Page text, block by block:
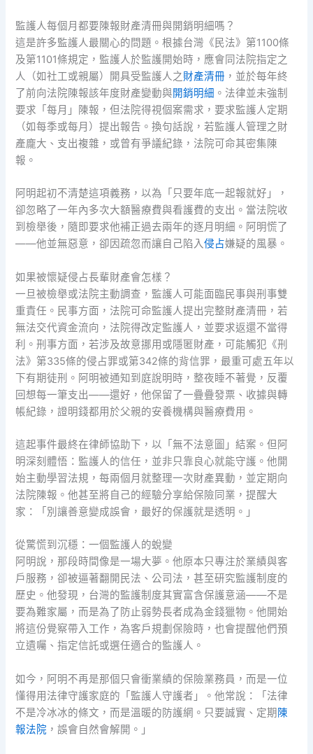
監護人每個月都要陳報財產清冊與開銷明細嗎？
這是許多監護人最關心的問題。根據台灣《民法》第1100條
及第1101條規定，監護人於監護開始時，應會同法院指定之
人（如社工或親屬）開具受監護人之財產清冊 ，並於每年終
了前向法院陳報該年度財產變動與開銷明細 。法律並未強制
要求「每月」陳報，但法院得視個案需求，要求監護人定期
（如每季或每月）提出報告。換句話說，若監護人管理之財
產龐大、支出複雜，或曾有爭議紀錄，法院可命其密集陳
報。
阿明起初不清楚這項義務，以為「只要年底一起報就好」，
卻忽略了一年內多次大額醫療費與看護費的支出。當法院收
到檢舉後，隨即要求他補正過去兩年的逐月明細。阿明慌了
——他並無惡意，卻因疏忽而讓自己陷入侵占嫌疑的風暴。
如果被懷疑侵占長輩財產會怎樣？
一旦被檢舉或法院主動調查，監護人可能面臨民事與刑事雙
重責任。民事方面，法院可命監護人提出完整財產清冊，若
無法交代資金流向，法院得改定監護人，並要求返還不當得
利。刑事方面，若涉及故意挪用或隱匿財產，可能觸犯《刑
法》第335條的侵占罪或第342條的背信罪，最重可處五年以
下有期徒刑。阿明被通知到庭說明時，整夜睡不著覺，反覆
回想每一筆支出——還好，他保留了一疊疊發票、收據與轉
帳紀錄，證明錢都用於父親的安養機構與醫療費用。
這起事件最終在律師協助下，以「無不法意圖」結案。但阿
明深刻體悟：監護人的信任，並非只靠良心就能守護。他開
始主動學習法規，每兩個月就整理一次財產異動，並定期向
法院陳報。他甚至將自己的經驗分享給保險同業，提醒大
家：「別讓善意變成誤會，最好的保護就是透明。」
從驚慌到沉穩：一個監護人的蛻變
阿明說，那段時間像是一場大夢。他原本只專注於業績與客
戶服務，卻被逼著翻開民法、公司法，甚至研究監護制度的
歷史。他發現，台灣的監護制度其實富含保護意涵——不是
要為難家屬，而是為了防止弱勢長者成為金錢獵物。他開始
將這份覺察帶入工作，為客戶規劃保險時，也會提醒他們預
立遺囑、指定信託或選任適合的監護人。
如今，阿明不再是那個只會衝業績的保險業務員，而是一位
懂得用法律守護家庭的「監護人守護者」。他常說：「法律
不是冷冰冰的條文，而是溫暖的防護網。只要誠實、定期 陳
報法院 ，誤會自然會解開。」